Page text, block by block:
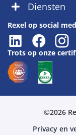
Diensten
Rexel op social
Trots op onze
©2026
Privacy en